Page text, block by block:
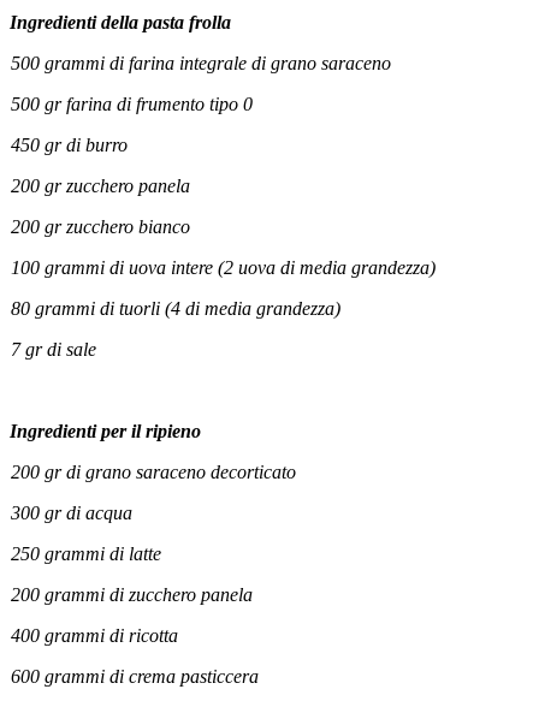
Ingredienti della pasta frolla
500 grammi di farina integrale di grano saraceno
500 gr farina di frumento tipo 0
450 gr di burro
200 gr zucchero panela
200 gr zucchero bianco
100 grammi di uova intere (2 uova di media grandezza)
80 grammi di tuorli (4 di media grandezza)
7 gr di sale
Ingredienti per il ripieno
200 gr di grano saraceno decorticato
300 gr di acqua
250 grammi di latte
200 grammi di zucchero panela
400 grammi di ricotta
600 grammi di crema pasticcera